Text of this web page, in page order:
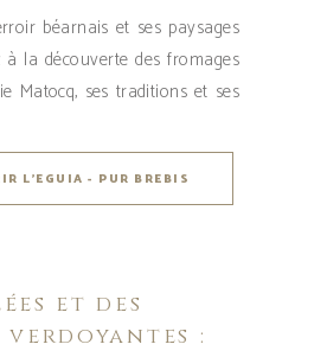
béarnais et ses paysages
à la découverte des fromages
Matocq, ses traditions et ses
L'EGUIA - PUR BREBIS
et des
: